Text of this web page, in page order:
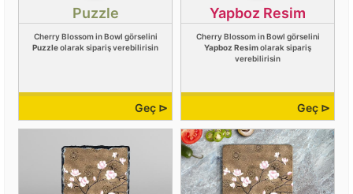
Puzzle
Cherry Blossom in Bowl görselini
Puzzleolarak sipariş verebilirisin
Geç ⊳
Yapboz Resim
Cherry Blossom in Bowl görselini
Yapboz Resimolarak sipariş
verebilirisin
Geç ⊳